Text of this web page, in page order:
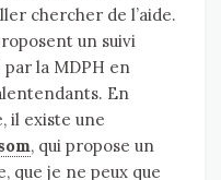
chercher de l’aide.
un suivi
la MDPH en
En
il existe une
, qui propose un
que je ne peux que